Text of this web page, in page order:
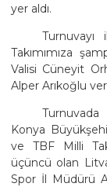
yer aldı.
Takımımıza
Valisi Cüneyit
Alper Arıkoğlu
Turnuvada
Konya
ve TBF Milli
üçüncü olan
Spor İl Müdürü